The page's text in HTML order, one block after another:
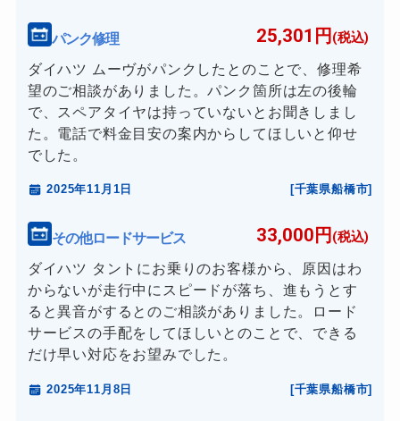
パンク修理 25,301円 (税込)
ダイハツ ムーヴがパンクしたとのことで、修理希
望のご相談がありました。パンク箇所は左の後輪
で、スペアタイヤは持っていないとお聞きしまし
た。電話で料金目安の案内からしてほしいと仰せ
でした。
2025年11月1日 [千葉県船橋市]
その他ロードサービス 33,000円 (税込)
ダイハツ タントにお乗りのお客様から、原因はわ
からないが走行中にスピードが落ち、進もうとす
ると異音がするとのご相談がありました。ロード
サービスの手配をしてほしいとのことで、できる
だけ早い対応をお望みでした。
2025年11月8日 [千葉県船橋市]